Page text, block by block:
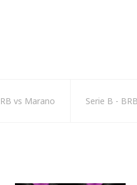
vs Marano Serie B -